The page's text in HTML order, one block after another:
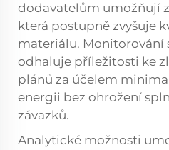
dodavatelům umožňují
která postupně zvyšuje
materiálu. Monitorování
odhaluje příležitosti ke
plánů za účelem
energii bez ohrožení
závazků.
Analytické možnosti